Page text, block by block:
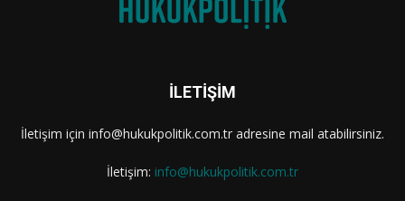
İLETİŞİM
İletişim için info@hukukpolitik.com.tr adresine mail atabilirsiniz.
İletişim: info@hukukpolitik.com.tr